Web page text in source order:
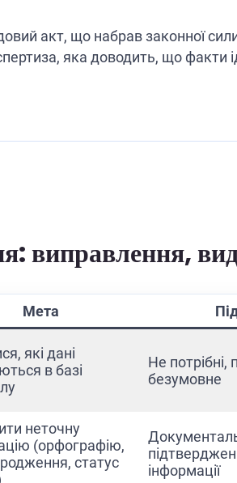
акт, що набрав законної
яка доводить, що факти
виправлення,
Мета
які дані
в базі
Не потрібні,
безумовне
неточну
(орфографію,
статус
інформації